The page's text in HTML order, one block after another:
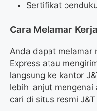
Sertifikat
Cara Melamar
Anda dapat melamar
Express atau
langsung ke kantor
lebih lanjut
cari di situs resmi J&T